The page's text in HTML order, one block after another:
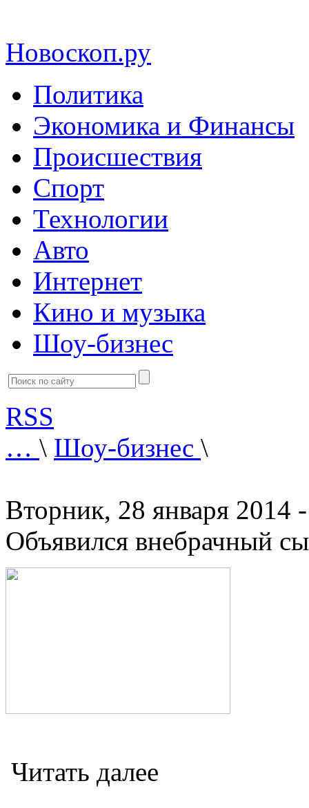
Новоскоп.ру
Политика
Экономика и Финансы
Происшествия
Спорт
Технологии
Авто
Интернет
Кино и музыка
Шоу-бизнес
RSS
… \ Шоу-бизнес \
Вторник, 28 января 2014
Объявился внебрачный
Читать далее